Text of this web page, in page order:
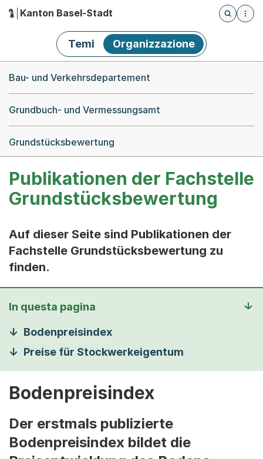
Hauptnavigation
Kanton Basel-Stadt
Öffnet
Temi Organizzazione
Bau- und Verkehrsdepartement
Grundbuch- und Vermessungsamt
Grundstücksbewertung
Publikationen der Fachstelle
Grundstücksbewertung
Auf dieser Seite sind Publikationen der
Fachstelle Grundstücksbewertung zu
finden.
In questa pagina
Bodenpreisindex
Preise für Stockwerkeigentum
Bodenpreisindex
Der erstmals publizierte
Bodenpreisindex bildet die